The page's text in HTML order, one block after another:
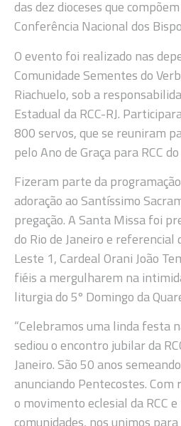
das dez dioceses que
Conferência Nacional dos
O evento foi realizado nas
Comunidade Sementes do
Riachuelo, sob a
Estadual da RCC-RJ.
800 servos, que se reuniram
pelo Ano de Graça para RCC
Fizeram parte da
adoração ao Santíssimo
pregação. A Santa Missa foi
do Rio de Janeiro e referencial
Leste 1, Cardeal Orani João
fiéis a mergulharem na
liturgia do 5º Domingo da
“Celebramos uma linda festa
sediou o encontro jubilar da
Janeiro. São 50 anos
anunciando Pentecostes.
o movimento eclesial da RCC